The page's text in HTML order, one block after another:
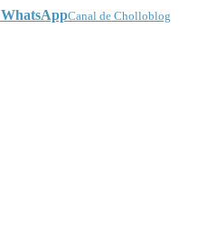
WhatsAppCanal de Cholloblog